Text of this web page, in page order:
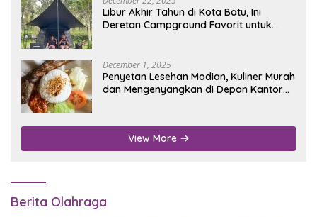
Libur Akhir Tahun di Kota Batu, Ini
Deretan Campground Favorit untuk
December 1, 2025
Penyetan Lesehan Modian, Kuliner Murah
dan Mengenyangkan di Depan Kantor
View More
Berita Olahraga